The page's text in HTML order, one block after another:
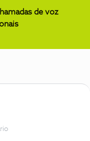
de voz